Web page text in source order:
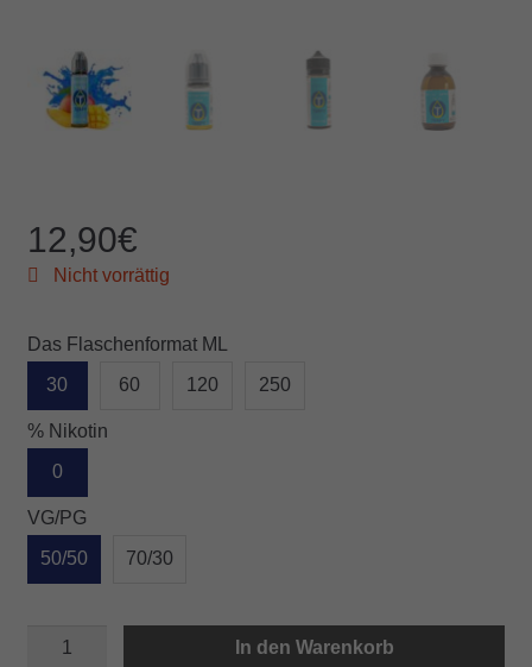
12,90€
Nicht vorrättig
Das Flaschenformat ML
30
60 120 250
% Nikotin
0
VG/PG
50/50
70/30
SHOW
In den Warenkorb